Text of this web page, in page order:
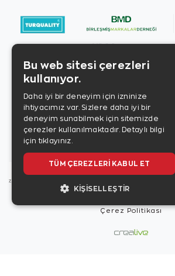
Copyright © 2026, Zen Diamond
Zen Diamond Birleşmiş
Turquality Destek Programı
Çerez Politikası
Bu web sitesi çerezleri
kullanıyor.
Daha iyi bir deneyim için izninize
ihtiyacımız var. Sizlere daha iyi bir
deneyim sunabilmek için sitemizde
çerezler kullanılmaktadır. Detaylı bilgi
için tıklayınız.
TÜM ÇEREZLERI KABUL ET
KIŞISELLEŞTIR